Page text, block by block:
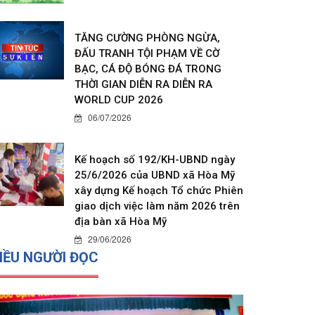
TĂNG CƯỜNG PHÒNG NGỪA,
ĐẤU TRANH TỘI PHẠM VỀ CỜ
BẠC, CÁ ĐỘ BÓNG ĐÁ TRONG
THỜI GIAN DIỄN RA DIỄN RA
WORLD CUP 2026
06/07/2026
Kế hoạch số 192/KH-UBND ngày
25/6/2026 của UBND xã Hòa Mỹ
xây dựng Kế hoạch Tổ chức Phiên
giao dịch việc làm năm 2026 trên
địa bàn xã Hòa Mỹ
29/06/2026
NGƯỜI ĐỌC